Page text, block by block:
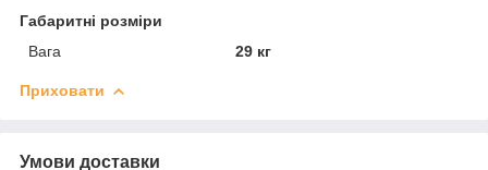
Габаритні розміри
Вага
29 кг
Приховати
Умови доставки